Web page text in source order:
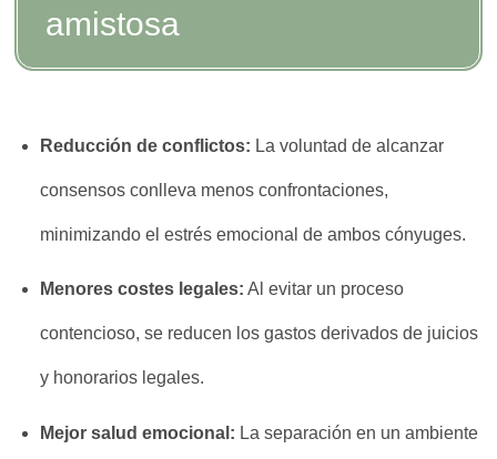
amistosa
Reducción de conflictos: La voluntad de alcanzar
consensos conlleva menos confrontaciones,
minimizando el estrés emocional de ambos cónyuges.
Menores costes legales: Al evitar un proceso
contencioso, se reducen los gastos derivados de juicios
y honorarios legales.
Mejor salud emocional: La separación en un ambiente